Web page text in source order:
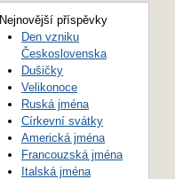
Nejnovější příspěvky
Den vzniku
Československa
Dušičky
Velikonoce
Ruská jména
Církevní svátky
Americká jména
Francouzská jména
Italská jména